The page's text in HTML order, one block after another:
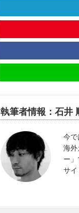
執筆者情報：石井
今で
海
ー
サイ